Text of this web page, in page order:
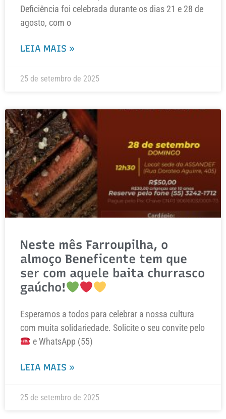
Deficiência foi celebrada durante os dias 21 e 28 de
agosto, com o
LEIA MAIS »
25 de setembro de 2025
Neste mês Farroupilha, o
almoço Beneficente tem que
ser com aquele baita churrasco
gaúcho!
Esperamos a todos para celebrar a nossa cultura
com muita solidariedade. Solicite o seu convite pelo
e WhatsApp (55)
LEIA MAIS »
25 de setembro de 2025